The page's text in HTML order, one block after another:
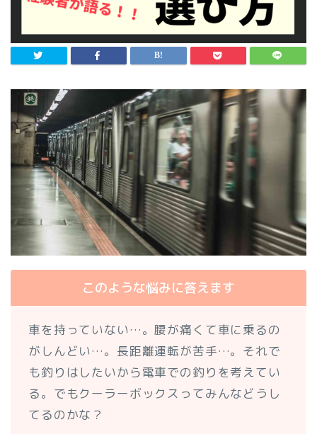
このような悩みに答えます
車を持っていない…。腰が痛くて車に乗るの
がしんどい…。長距離運転が苦手…。それで
も釣りはしたいから電車での釣りを考えてい
る。でもクーラーボックスってみんなどうし
てるのかな？